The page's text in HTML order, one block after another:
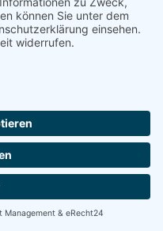
unberührt.
oder Telefax
oder Telefax
Daten (Name,
Ihres Anliegens
Diese Daten geben
weiter.